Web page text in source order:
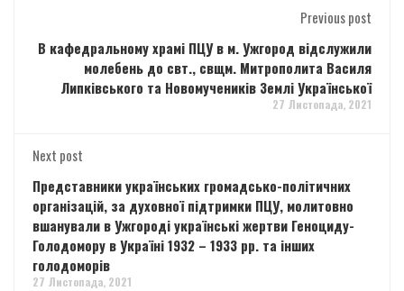
Previous post
В кафедральному храмі ПЦУ в м. Ужгород відслужили
молебень до свт., свщм. Митрополита Василя
Липківського та Новомучеників Землі Української
27 Листопада, 2021
Next post
Представники українських громадсько-політичних
організацій, за духовної підтримки ПЦУ, молитовно
вшанували в Ужгороді українські жертви Геноциду-
Голодомору в Україні 1932 – 1933 рр. та інших
голодоморів
27 Листопада, 2021